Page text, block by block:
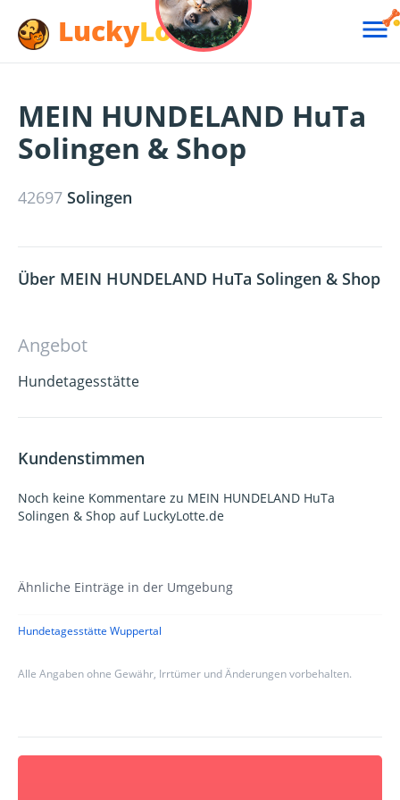
LuckyLotte 
MEIN HUNDELAND HuTa
Solingen & Shop
42697 Solingen
Über MEIN HUNDELAND HuTa Solingen & Shop
Angebot
Hundetagesstätte
Kundenstimmen
Noch keine Kommentare zu MEIN HUNDELAND HuTa
Solingen & Shop auf LuckyLotte.de
Ähnliche Einträge in der Umgebung
Hundetagesstätte Wuppertal
Alle Angaben ohne Gewähr, Irrtümer und Änderungen vorbehalten.